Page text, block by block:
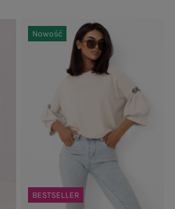
BESTSELLER
Nowość